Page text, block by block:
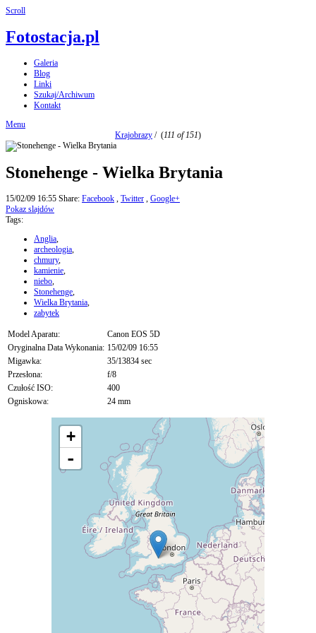
Scroll
Fotostacja.pl
Galeria
Blog
Linki
Szukaj/Archiwum
Kontakt
Menu
Krajobrazy / (111 of 151)
Stonehenge - Wielka Brytania
15/02/09 16:55 Share: Facebook , Twitter , Google+
Pokaz slajdów
Tags:
Anglia,
archeologia,
chmury,
kamienie,
niebo,
Stonehenge,
Wielka Brytania,
zabytek
Model Aparatu:
Canon EOS 5D
Oryginalna Data Wykonania: 15/02/09 16:55
Migawka:
35/13834 sec
Przesłona:
f/8
Czułość ISO:
400
Ogniskowa:
24 mm
+
-